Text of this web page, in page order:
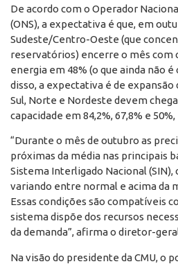
De acordo com o Operador
(ONS), a expectativa é que, em
Sudeste/Centro-Oeste (que
reservatórios) encerre o mês com
energia em 48% (o que ainda não
disso, a expectativa é de expansão
Sul, Norte e Nordeste devem
capacidade em 84,2%, 67,8% e
“Durante o mês de outubro as
próximas da média nas principais
Sistema Interligado Nacional
variando entre normal e acima da
Essas condições são compatíveis
sistema dispõe dos recursos
da demanda”, afirma o diretor-
Na visão do presidente da CMU, o